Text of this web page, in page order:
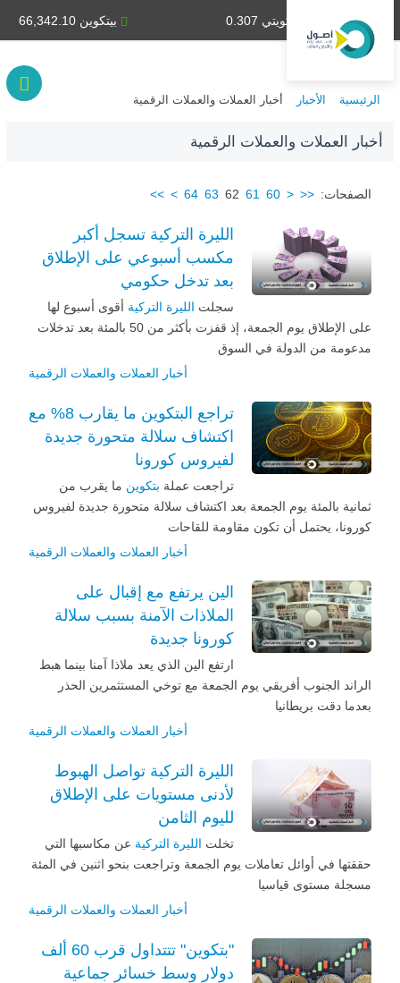
بيتكوين 66,342.10 دينار كويتي 0.307
الرئيسية الأخبار أخبار العملات والعملات الرقمية
أخبار العملات والعملات الرقمية
الصفحات: <<
<
60
61
62
63
64
>
>>
الليرة التركية تسجل أكبر
مكسب أسبوعي على الإطلاق
بعد تدخل حكومي
سجلت الليرة التركية أقوى أسبوع لها
على الإطلاق يوم الجمعة، إذ قفزت بأكثر من 50 بالمئة بعد تدخلات
مدعومة من الدولة في السوق
أخبار العملات والعملات الرقمية
تراجع البتكوين ما يقارب 8% مع
اكتشاف سلالة متحورة جديدة
لفيروس كورونا
تراجعت عملة بتكوين ما يقرب من
ثمانية بالمئة يوم الجمعة بعد اكتشاف سلالة متحورة جديدة لفيروس
كورونا، يحتمل أن تكون مقاومة للقاحات
أخبار العملات والعملات الرقمية
الين يرتفع مع إقبال على
الملاذات الآمنة بسبب سلالة
كورونا جديدة
ارتفع الين الذي يعد ملاذا آمنا بينما هبط
الراند الجنوب أفريقي يوم الجمعة مع توخي المستثمرين الحذر
بعدما دقت بريطانيا
أخبار العملات والعملات الرقمية
الليرة التركية تواصل الهبوط
لأدنى مستويات على الإطلاق
لليوم الثامن
تخلت الليرة التركية عن مكاسبها التي
حققتها في أوائل تعاملات يوم الجمعة وتراجعت بنحو اثنين في المئة
مسجلة مستوى قياسيا
أخبار العملات والعملات الرقمية
"بتكوين" تتتداول قرب 60 ألف
دولار وسط خسائر جماعية